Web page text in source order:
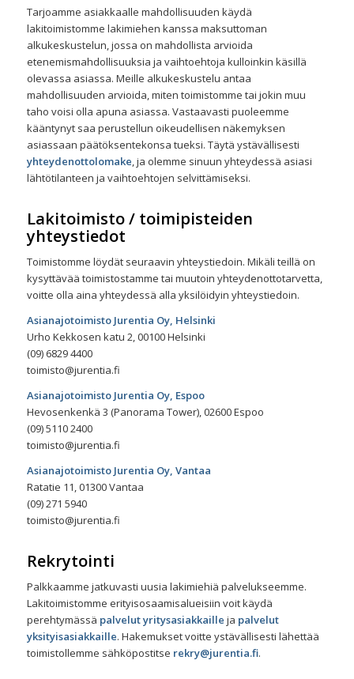
Tarjoamme asiakkaalle mahdollisuuden käydä
lakitoimistomme lakimiehen kanssa maksuttoman
alkukeskustelun, jossa on mahdollista arvioida
etenemismahdollisuuksia ja vaihtoehtoja kulloinkin käsillä
olevassa asiassa. Meille alkukeskustelu antaa
mahdollisuuden arvioida, miten toimistomme tai jokin muu
taho voisi olla apuna asiassa. Vastaavasti puoleemme
kääntynyt saa perustellun oikeudellisen näkemyksen
asiassaan päätöksentekonsa tueksi. Täytä ystävällisesti
yhteydenottolomake, ja olemme sinuun yhteydessä asiasi
lähtötilanteen ja vaihtoehtojen selvittämiseksi.
Lakitoimisto / toimipisteiden
yhteystiedot
Toimistomme löydät seuraavin yhteystiedoin. Mikäli teillä on
kysyttävää toimistostamme tai muutoin yhteydenottotarvetta,
voitte olla aina yhteydessä alla yksilöidyin yhteystiedoin.
Asianajotoimisto Jurentia Oy, Helsinki
Urho Kekkosen katu 2, 00100 Helsinki
(09) 6829 4400
toimisto@jurentia.fi
Asianajotoimisto Jurentia Oy, Espoo
Hevosenkenkä 3 (Panorama Tower), 02600 Espoo
(09) 5110 2400
toimisto@jurentia.fi
Asianajotoimisto Jurentia Oy, Vantaa
Ratatie 11, 01300 Vantaa
(09) 271 5940
toimisto@jurentia.fi
Rekrytointi
Palkkaamme jatkuvasti uusia lakimiehiä palvelukseemme.
Lakitoimistomme erityisosaamisalueisiin voit käydä
perehtymässä palvelut yritysasiakkaille ja palvelut
yksityisasiakkaille. Hakemukset voitte ystävällisesti lähettää
toimistollemme sähköpostitse rekry@jurentia.fi.